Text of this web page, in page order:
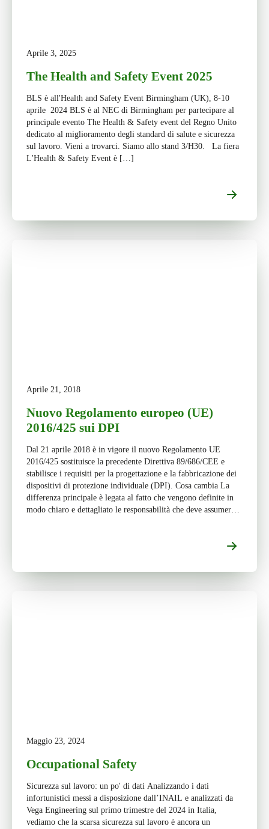
Aprile 3, 2025
The Health and Safety Event 2025
BLS è all'Health and Safety Event Birmingham (UK), 8-10
aprile 2024 BLS è al NEC di Birmingham per partecipare al
principale evento The Health & Safety event del Regno Unito
dedicato al miglioramento degli standard di salute e sicurezza
sul lavoro. Vieni a trovarci. Siamo allo stand 3/H30. La fiera
L'Health & Safety Event è […]
Aprile 21, 2018
Nuovo Regolamento europeo (UE)
2016/425 sui DPI
Dal 21 aprile 2018 è in vigore il nuovo Regolamento UE
2016/425 sostituisce la precedente Direttiva 89/686/CEE e
stabilisce i requisiti per la progettazione e la fabbricazione dei
dispositivi di protezione individuale (DPI). Cosa cambia La
differenza principale è legata al fatto che vengono definite in
modo chiaro e dettagliato le responsabilità che deve assumere
Maggio 23, 2024
Occupational Safety
Sicurezza sul lavoro: un po' di dati Analizzando i dati
infortunistici messi a disposizione dall’INAIL e analizzati da
Vega Engineering sul primo trimestre del 2024 in Italia,
vediamo che la scarsa sicurezza sul lavoro è ancora un